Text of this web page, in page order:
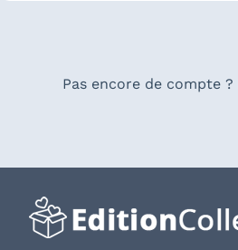
Pas encore de compte ?